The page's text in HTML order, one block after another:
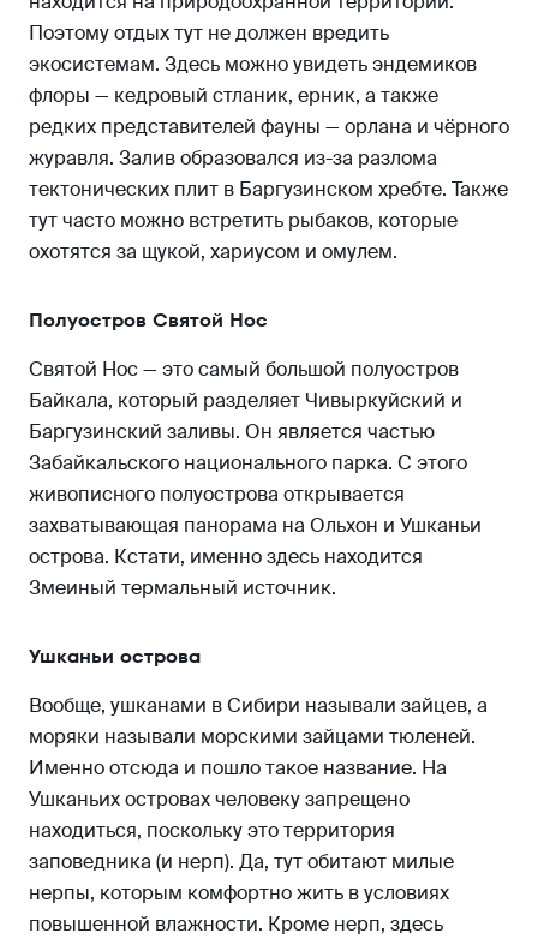
Поэтому отдых тут не должен вредить
экосистемам. Здесь можно увидеть эндемиков
флоры — кедровый стланик, ерник, а также
редких представителей фауны — орлана и чёрного
журавля. Залив образовался из-за разлома
тектонических плит в Баргузинском хребте. Также
тут часто можно встретить рыбаков, которые
охотятся за щукой, хариусом и омулем.
Полуостров Святой Нос
Святой Нос — это самый большой полуостров
Байкала, который разделяет Чивыркуйский и
Баргузинский заливы. Он является частью
Забайкальского национального парка. С этого
живописного полуострова открывается
захватывающая панорама на Ольхон и Ушканьи
острова. Кстати, именно здесь находится
Змеиный термальный источник.
Ушканьи острова
Вообще, ушканами в Сибири называли зайцев, а
моряки называли морскими зайцами тюленей.
Именно отсюда и пошло такое название. На
Ушканьих островах человеку запрещено
находиться, поскольку это территория
заповедника (и нерп). Да, тут обитают милые
нерпы, которым комфортно жить в условиях
повышенной влажности. Кроме нерп, здесь